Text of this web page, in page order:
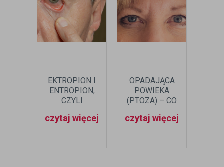
EKTROPION I
ENTROPION,
CZYLI
PODWINIĘCIE
czytaj więcej
OPADAJĄCA
POWIEKA
(PTOZA) – CO
CZYM MOŻE
czytaj więcej